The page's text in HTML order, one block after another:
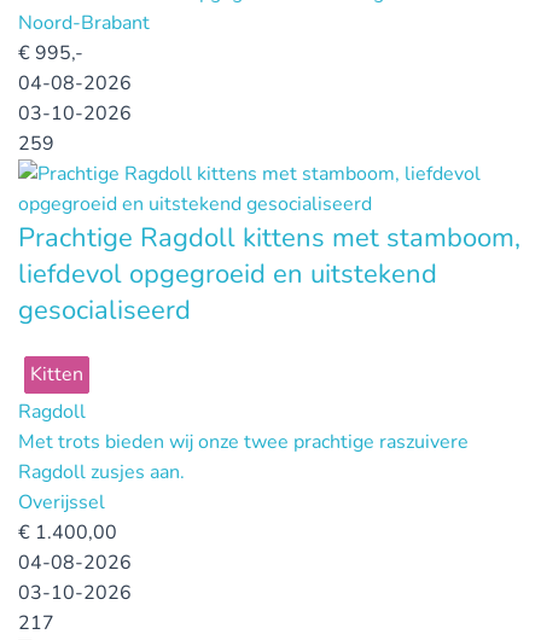
Noord-Brabant
€995,-
04-08-2026
03-10-2026
259
Prachtige Ragdoll kittens met stamboom,
liefdevol opgegroeid en uitstekend
gesocialiseerd
Kitten
Ragdoll
Met trots bieden wij onze twee prachtige raszuivere
Ragdoll zusjes aan.
Overijssel
€ 1.400,00
04-08-2026
03-10-2026
217